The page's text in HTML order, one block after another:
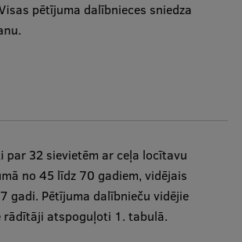
pētījuma dalībnieces sniedza
par 32 sievietēm ar ceļa locītavu
no 45 līdz 70 gadiem, vidējais
gadi. Pētījuma dalībnieču vidējie
rādītāji atspoguļoti 1. tabulā.